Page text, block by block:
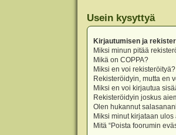
Usein kysyttyä
Kirjautumisen ja
Miksi minun pitää
Mikä on COPPA?
Miksi en voi rekisteröityä?
Rekisteröidyin, mutta en
Miksi en voi kirjautua
Rekisteröidyin joskus
Olen hukannut
Miksi minut kirjataan ulos
Mitä “Poista foorumin